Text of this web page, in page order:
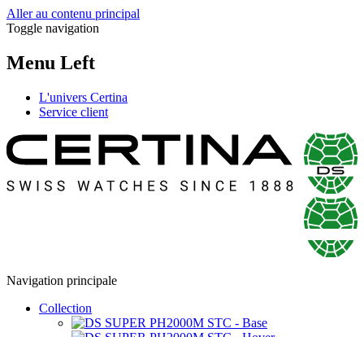
Aller au contenu principal
Toggle navigation
Menu Left
L'univers Certina
Service client
Navigation principale
Collection